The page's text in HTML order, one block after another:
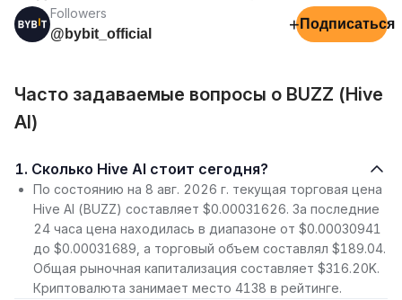
Followers
@bybit_official
+ Подписаться
Часто задаваемые вопросы о BUZZ (Hive
AI)
1. Сколько Hive AI стоит сегодня?
По состоянию на 8 авг. 2026 г. текущая торговая цена
Hive AI (BUZZ) составляет $0.00031626. За последние
24 часа цена находилась в диапазоне от $0.00030941
до $0.00031689, а торговый объем составлял $189.04.
Общая рыночная капитализация составляет $316.20K.
Криптовалюта занимает место 4138 в рейтинге.